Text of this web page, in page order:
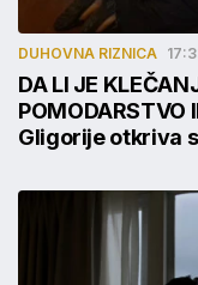
DUHOVNA RIZNICA
DA LI JE
POMODARSTVO
Gligorije otkriva